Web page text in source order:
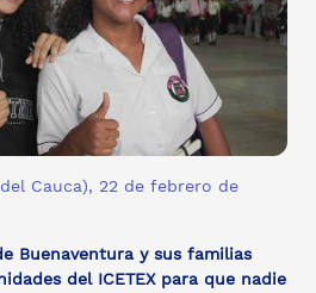
Cauca), 22 de febrero de
Buenaventura y sus familias
del ICETEX para que nadie